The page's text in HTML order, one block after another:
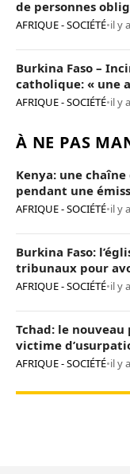
de personnes
AFRIQUE - SOCIÉTÉ•il y
Burkina Faso –
catholique: « une
provocation de
AFRIQUE - SOCIÉTÉ•il y
À NE PAS
Kenya: une
pendant une
AFRIQUE - SOCIÉTÉ•il y
Burkina Faso:
tribunaux pour
AFRIQUE - SOCIÉTÉ•il y
Tchad: le
victime
AFRIQUE - SOCIÉTÉ•il y